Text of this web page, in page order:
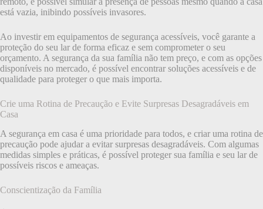
está vazia, inibindo possíveis invasores.
Ao investir em equipamentos de segurança acessíveis, você garante a
proteção do seu lar de forma eficaz e sem comprometer o seu
orçamento. A segurança da sua família não tem preço, e com as opções
disponíveis no mercado, é possível encontrar soluções acessíveis e de
qualidade para proteger o que mais importa.
Crie uma Rotina de Precaução e Evite Surpresas Desagradáveis em
Casa
A segurança em casa é uma prioridade para todos, e criar uma rotina de
precaução pode ajudar a evitar surpresas desagradáveis. Com algumas
medidas simples e práticas, é possível proteger sua família e seu lar de
possíveis riscos e ameaças.
Conscientização da Família